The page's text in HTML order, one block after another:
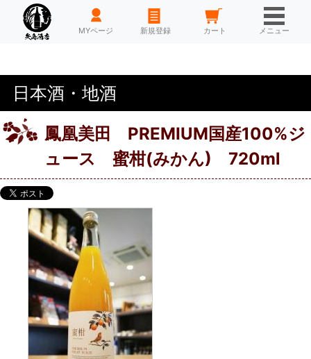
HOME MYページ 新規登録 カート メニュー
日本酒・地酒
鳳凰美田 PREMIUM国産100%ジ
ュース 蜜柑(みかん) 720ml